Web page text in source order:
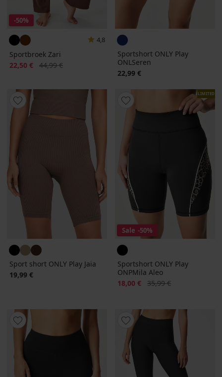
-50%
4,8
Sportbroek Zari
Korting
22,50 € Oorspronkelijke prijs
44,99 €
Sportshort ONLY Play
ONLSeren
22,99 €
Sport short ONLY Play Jaia
19,99 €
LIMITED
Sale -50%
Sportshort ONLY Play
ONPMila Aleo
Korting
18,00 € Oorspronkelijke prijs
35,99 €